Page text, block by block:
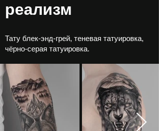
реализм
Тату блек-энд-грей, теневая татуировка,
чёрно-серая татуировка.